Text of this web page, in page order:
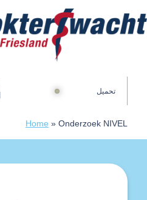
تحميل
Home » Onderzoek NIVEL